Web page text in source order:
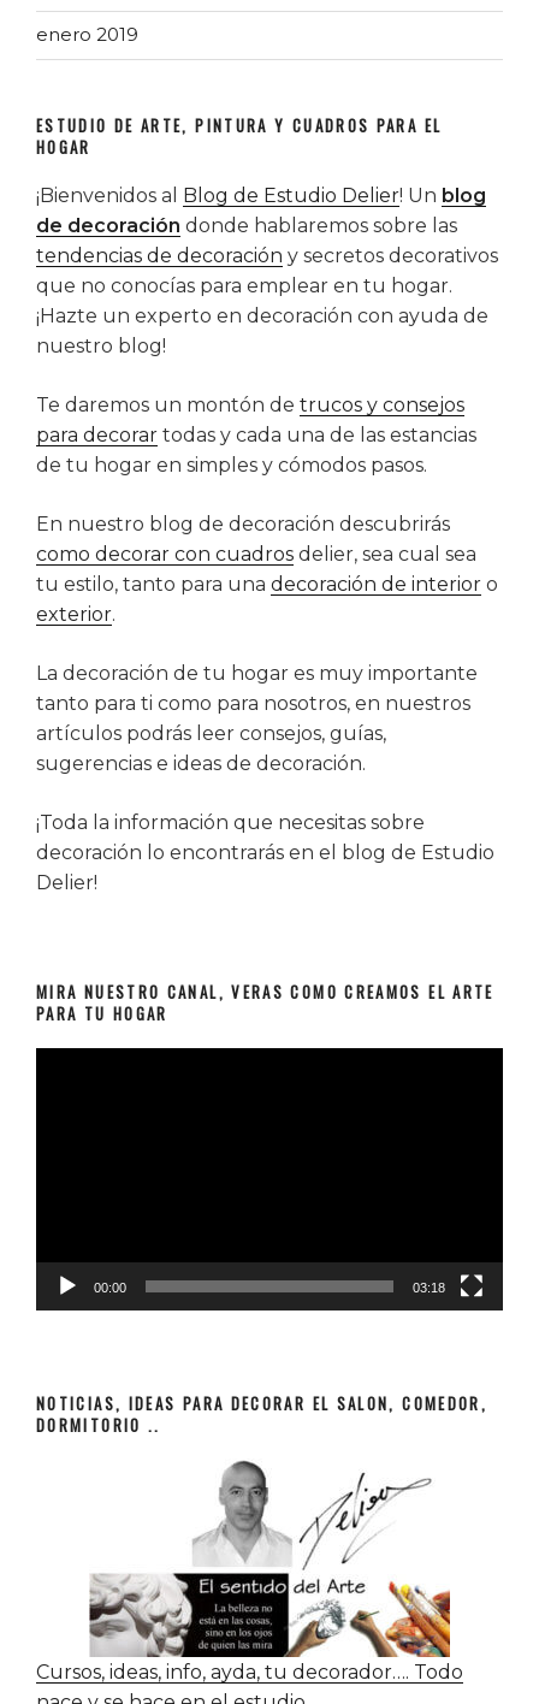
enero 2019
ESTUDIO DE ARTE, PINTURA Y CUADROS PARA EL
HOGAR
¡Bienvenidos al Blog de Estudio Delier! Un blog
de decoración donde hablaremos sobre las
tendencias de decoración y secretos decorativos
que no conocías para emplear en tu hogar.
¡Hazte un experto en decoración con ayuda de
nuestro blog!
Te daremos un montón de trucos y consejos
para decorar todas y cada una de las estancias
de tu hogar en simples y cómodos pasos.
En nuestro blog de decoración descubrirás
como decorar con cuadros delier, sea cual sea
tu estilo, tanto para una decoración de interior o
exterior.
La decoración de tu hogar es muy importante
tanto para ti como para nosotros, en nuestros
artículos podrás leer consejos, guías,
sugerencias e ideas de decoración.
¡Toda la información que necesitas sobre
decoración lo encontrarás en el blog de Estudio
Delier!
MIRA NUESTRO CANAL, VERAS COMO CREAMOS EL ARTE
PARA TU HOGAR
00:00 03:18
NOTICIAS, IDEAS PARA DECORAR EL SALON, COMEDOR,
DORMITORIO ..
Cursos, ideas, info, ayda, tu decorador…. Todo